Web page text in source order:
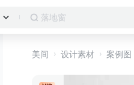
落地窗
美间 设计素材 案例图